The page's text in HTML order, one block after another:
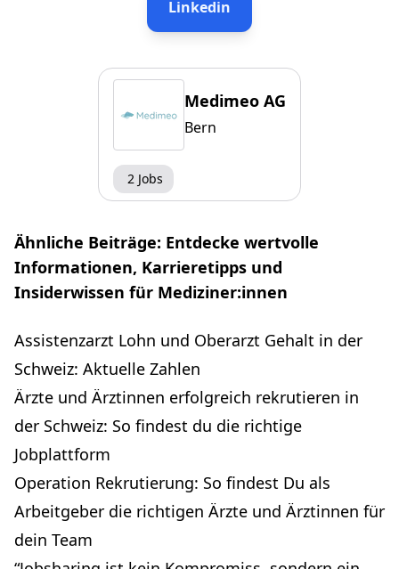
Linkedin
Medimeo AG
Bern
2 Jobs
Ähnliche Beiträge: Entdecke wertvolle
Informationen, Karrieretipps und
Insiderwissen für Mediziner:innen
Assistenzarzt Lohn und Oberarzt Gehalt in der
Schweiz: Aktuelle Zahlen
Ärzte und Ärztinnen erfolgreich rekrutieren in
der Schweiz: So findest du die richtige
Jobplattform
Operation Rekrutierung: So findest Du als
Arbeitgeber die richtigen Ärzte und Ärztinnen für
dein Team